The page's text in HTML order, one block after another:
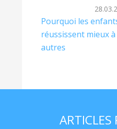
Pourquoi les
réussissent mieux à
autres
ARTICLES